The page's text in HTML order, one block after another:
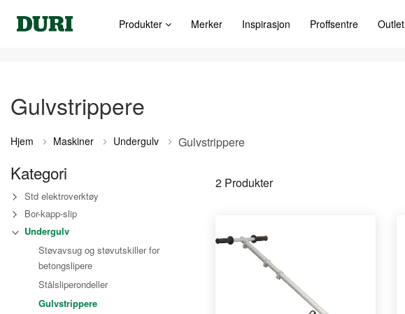
Produkter Merker Inspirasjon Proffsentre Outlet
Gulvstrippere
Hjem Maskiner Undergulv Gulvstrippere
2Produkter
Kategori
Std elektroverktøy
Bor-kapp-slip
Undergulv
Støvavsug og støvutskiller for
betongslipere
Stålsliperondeller
Gulvstrippere